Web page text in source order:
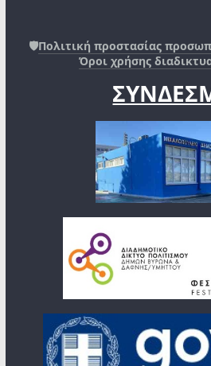
🛡️Πολιτική προστασίας
Όροι χρήσης